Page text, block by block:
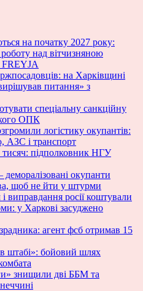
на початку 2027 року:
над вітчизняною
FREYJA
на Харківщині
питання» з
спеціальну санкційну
ОПК
логістику окупантів:
АЗС і транспорт
тисяч: підполковник НГУ
окупанти
щоб не йти у штурми
виправдання росії коштували
у Харкові засуджено
агент фсб отримав 15
штабі»: бойовий шлях
знищили дві ББМ та